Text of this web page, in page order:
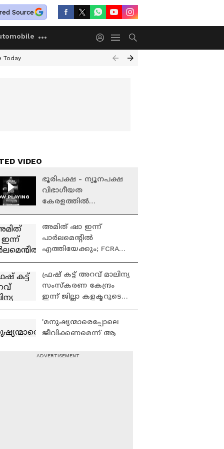
Source
Today
VIDEO
PLAYING
ഭൂരിപക്ഷ - ന്യൂനപക്ഷ
വിഭാഗീയത
കേരളത്തിൽ
തുടങ്ങുന്നോ?
അമിത് ഷാ ഇന്ന്
പാർലമെന്റിൽ
എത്തിയേക്കും; FCRA
അയയുമോ??
ഫ്രഷ് കട്ട് അറവ് മാലിന്യ
സംസ്കരണ കേന്ദ്രം
ഇന്ന് ജില്ലാ കളക്ടറുടെ
സന്ദർശിച്ചേക്കും
'മനുഷ്യന്മാരെപ്പോലെ
ജീവിക്കണമെന്ന് ആ​
കുറ്റം പറയാനില്ല';